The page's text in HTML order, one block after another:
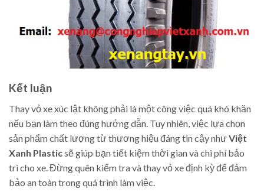
Kết luận
Thay vỏ xe xúc lật không phải là một công việc quá khó khăn
nếu bạn làm theo đúng hướng dẫn. Tuy nhiên, việc lựa chọn
sản phẩm chất lượng từ thương hiệu đáng tin cậy nhưViệt
Xanh Plasticsẽ giúp bạn tiết kiệm thời gian và chi phí bảo
trì cho xe. Đừng quên kiểm tra và thay vỏ xe định kỳ để đảm
bảo an toàn trong quá trình làm việc.